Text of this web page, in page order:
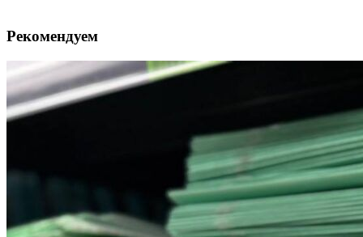
Рекомендуем